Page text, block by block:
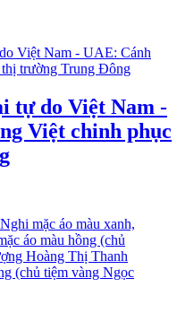
tự do Việt Nam -
Việt chinh phục